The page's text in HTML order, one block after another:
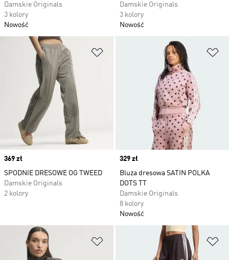
Damskie Originals
3 kolory
Nowość
Damskie Originals
3 kolory
Nowość
Dodaj do listy życzeń
Price
369 zł
SPODNIE DRESOWE OG TWEED
Damskie Originals
2 kolory
Price
329 zł
Bluza dresowa SATIN POLKA
DOTS TT
Damskie Originals
8 kolory
Nowość
Dodaj do listy życzeń